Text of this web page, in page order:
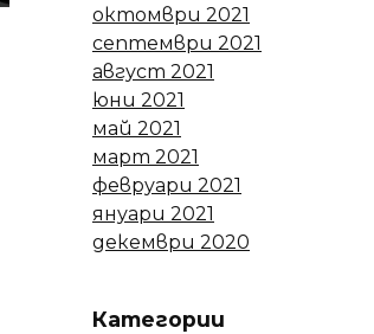
октомври 2021
септември 2021
август 2021
юни 2021
май 2021
март 2021
февруари 2021
януари 2021
декември 2020
Категории